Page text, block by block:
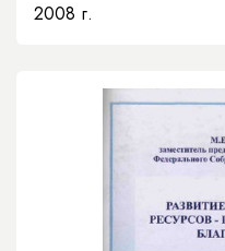
2008 г.